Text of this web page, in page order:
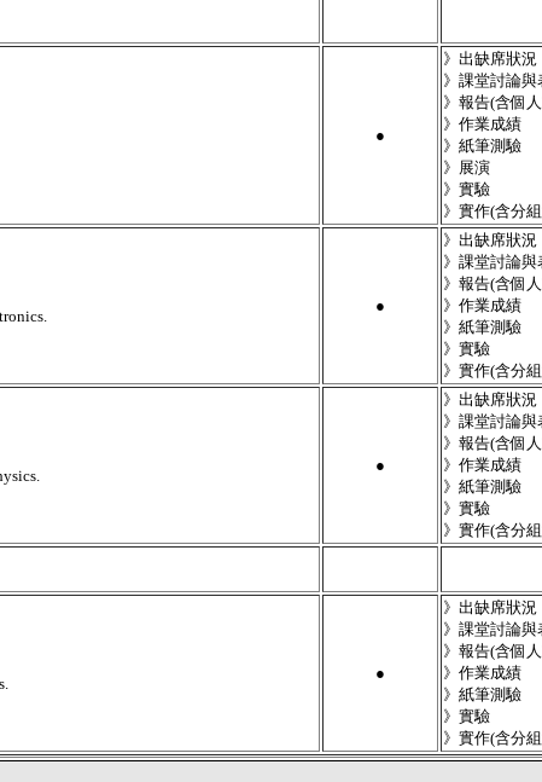
●
》出缺席狀況
》課堂討論與
》報告(含個
》作業成績
》紙筆測驗
》展演
》實驗
》實作(含分
●
》出缺席狀況
》課堂討論與
》報告(含個
》作業成績
》紙筆測驗
》實驗
》實作(含分
●
》出缺席狀況
》課堂討論與
》報告(含個
》作業成績
》紙筆測驗
》實驗
》實作(含分
●
》出缺席狀況
》課堂討論與
》報告(含個
》作業成績
》紙筆測驗
》實驗
》實作(含分